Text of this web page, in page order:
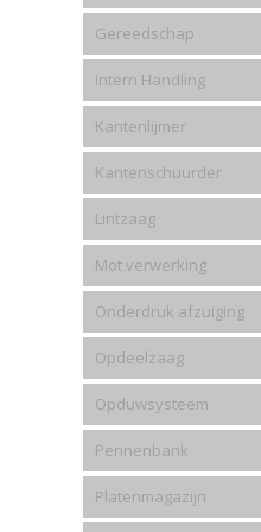
Gereedschap
Intern Handling
Kantenlijmer
Kantenschuurder
Lintzaag
Mot verwerking
Onderdruk afzuiging
Opdeelzaag
Opduwsysteem
Pennenbank
Platenmagazijn